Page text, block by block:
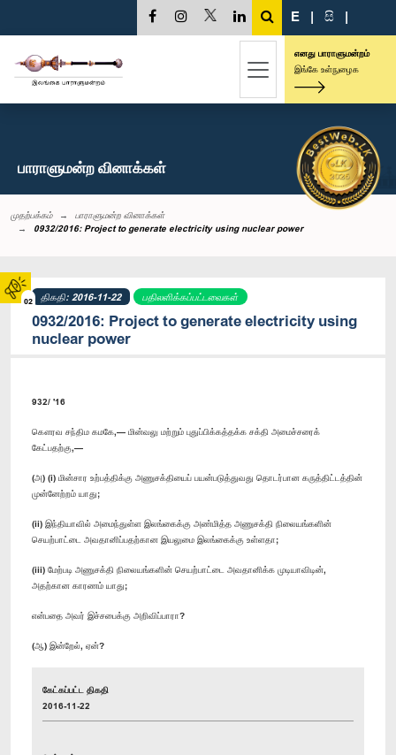
02
E | සි |
எனது பாராளுமன்றம்
இங்கே உள்நுழைக
பாராளுமன்ற வினாக்கள்
முதற்பக்கம்
பாராளுமன்ற வினாக்கள்
0932/2016: Project to generate electricity using nuclear power
திகதி: 2016-11-22 பதிலளிக்கப்பட்டவைகள்
0932/2016: Project to generate electricity using
nuclear power
932/ '16
கௌரவ சந்திம கமகே,— மின்வலு மற்றும் புதுப்பிக்கத்தக்க சக்தி அமைச்சரைக்
கேட்பதற்கு,—
(அ) (i) மின்சார உற்பத்திக்கு அணுசக்தியைப் பயன்படுத்துவது தொடர்பான கருத்திட்டத்தின்
முன்னேற்றம் யாது;
(ii) இந்தியாவில் அமைந்துள்ள இலங்கைக்கு அண்மித்த அணுசக்தி நிலையங்களின்
செயற்பாட்டை அவதானிப்பதற்கான இயலுமை இலங்கைக்கு உள்ளதா;
(iii) மேற்படி அணுசக்தி நிலையங்களின் செயற்பாட்டை அவதானிக்க முடியாவிடின்,
அதற்கான காரணம் யாது;
என்பதை அவர் இச்சபைக்கு அறிவிப்பாரா?
(ஆ) இன்றேல், ஏன்?
கேட்கப்பட்ட திகதி
2016-11-22